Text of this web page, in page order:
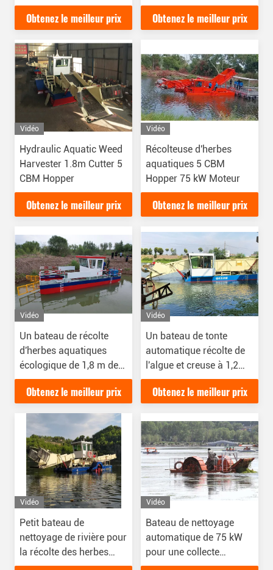
75kw
Obtenez le meilleur prix Obtenez le meilleur prix
Vidéo
Hydraulic Aquatic Weed
Harvester 1.8m Cutter 5
CBM Hopper
Obtenez le meilleur prix
Vidéo
Récolteuse d'herbes
aquatiques 5 CBM
Hopper 75 kW Moteur
Obtenez le meilleur prix
Vidéo
Un bateau de récolte
d'herbes aquatiques
écologique de 1,8 m de
largeur de coupe 5CBM
Hopper
Obtenez le meilleur prix
Vidéo
Un bateau de tonte
automatique récolte de
l'algue et creuse à 1,2
mètre de profondeur.
Obtenez le meilleur prix
Vidéo
Petit bateau de
nettoyage de rivière pour
la récolte des herbes
aquatiques, profondeur
Vidéo
Bateau de nettoyage
automatique de 75 kW
pour une collecte
efficace des déchets